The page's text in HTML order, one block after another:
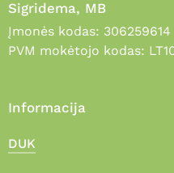
Sigridema, MB
Įmonės kodas: 306259614
PVM mokėtojo kodas:
Informacija
DUK